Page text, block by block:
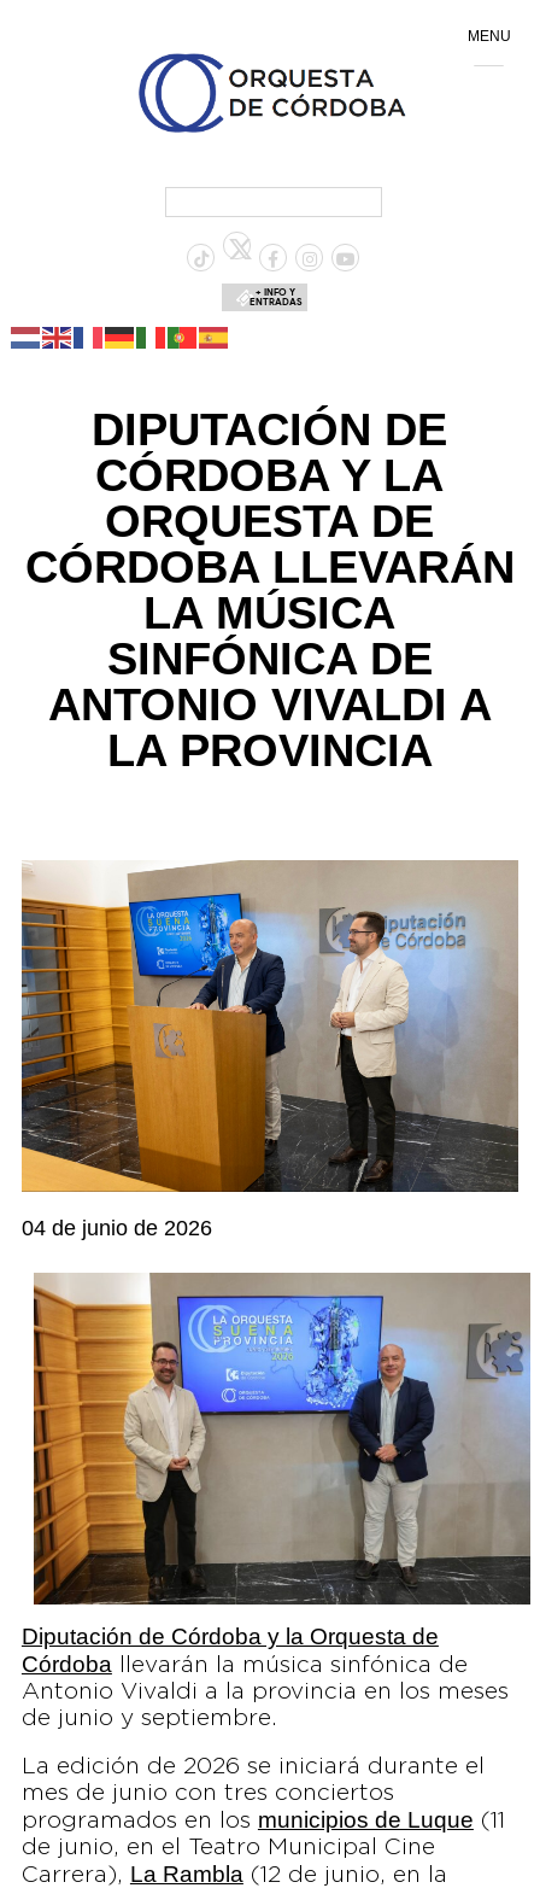
+ INFO Y
ENTRADAS
DIPUTACIÓN DE
CÓRDOBA Y LA
ORQUESTA DE
CÓRDOBA LLEVARÁN
LA MÚSICA
SINFÓNICA DE
ANTONIO VIVALDI A
LA PROVINCIA
04 de junio de 2026
Diputación de Córdoba y la Orquesta de
Córdoba llevarán la música sinfónica de
Antonio Vivaldi a la provincia en los meses
de junio y septiembre.
La edición de 2026 se iniciará durante el
mes de junio con tres conciertos
programados en los municipios de Luque (11
de junio, en el Teatro Municipal Cine
Carrera), La Rambla (12 de junio, en la
MENU